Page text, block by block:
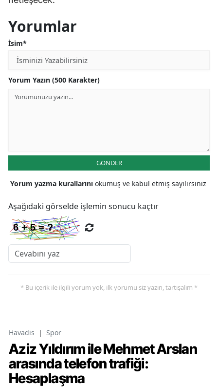
Yorumlar
İsim*
Yorum Yazın (500 Karakter)
GÖNDER
Yorum yazma kurallarını okumuş ve kabul etmiş sayılırsınız
Aşağıdaki görselde işlemin sonucu kaçtır
* Bu içerik ile ilgili yorum yok, ilk yorumu siz yazın, tartışalım *
Havadis | Spor
Aziz Yıldırım ile Mehmet Arslan
arasında telefon trafiği:
Hesaplaşma